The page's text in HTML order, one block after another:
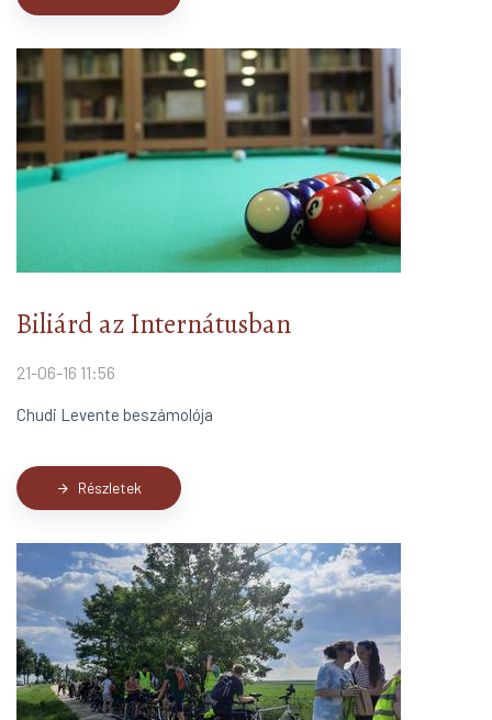
Biliárd az Internátusban
21-06-16 11:56
Chudi Levente beszámolója
arrow_forward Részletek